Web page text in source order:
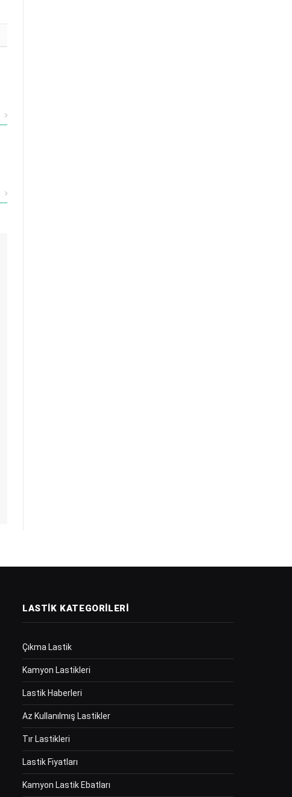
LASTIK KATEGORILERI
Çıkma Lastik
Kamyon Lastikleri
Lastik Haberleri
Az Kullanılmış Lastikler
Tır Lastikleri
Lastik Fiyatları
Kamyon Lastik Ebatları